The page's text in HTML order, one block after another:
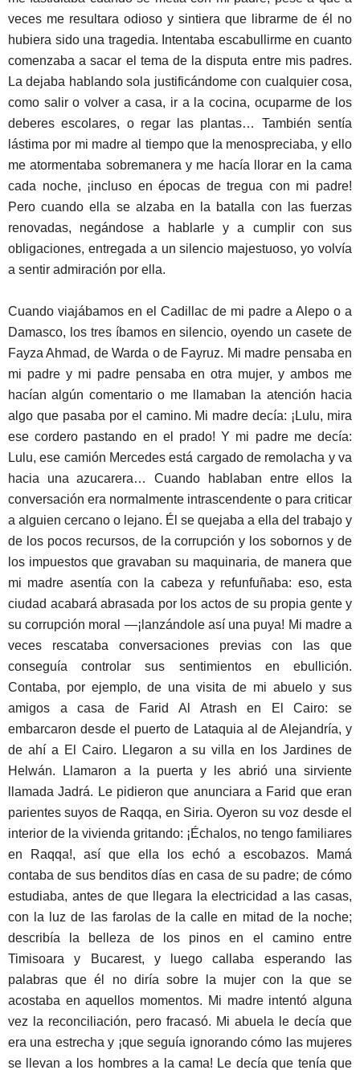
veces me resultara odioso y sintiera que librarme de él no
hubiera sido una tragedia. Intentaba escabullirme en cuanto
comenzaba a sacar el tema de la disputa entre mis padres.
La dejaba hablando sola justificándome con cualquier cosa,
como salir o volver a casa, ir a la cocina, ocuparme de los
deberes escolares, o regar las plantas… También sentía
lástima por mi madre al tiempo que la menospreciaba, y ello
me atormentaba sobremanera y me hacía llorar en la cama
cada noche, ¡incluso en épocas de tregua con mi padre!
Pero cuando ella se alzaba en la batalla con las fuerzas
renovadas, negándose a hablarle y a cumplir con sus
obligaciones, entregada a un silencio majestuoso, yo volvía
a sentir admiración por ella.
Cuando viajábamos en el Cadillac de mi padre a Alepo o a
Damasco, los tres íbamos en silencio, oyendo un casete de
Fayza Ahmad, de Warda o de Fayruz. Mi madre pensaba en
mi padre y mi padre pensaba en otra mujer, y ambos me
hacían algún comentario o me llamaban la atención hacia
algo que pasaba por el camino. Mi madre decía: ¡Lulu, mira
ese cordero pastando en el prado! Y mi padre me decía:
Lulu, ese camión Mercedes está cargado de remolacha y va
hacia una azucarera… Cuando hablaban entre ellos la
conversación era normalmente intrascendente o para criticar
a alguien cercano o lejano. Él se quejaba a ella del trabajo y
de los pocos recursos, de la corrupción y los sobornos y de
los impuestos que gravaban su maquinaria, de manera que
mi madre asentía con la cabeza y refunfuñaba: eso, esta
ciudad acabará abrasada por los actos de su propia gente y
su corrupción moral —¡lanzándole así una puya! Mi madre a
veces rescataba conversaciones previas con las que
conseguía controlar sus sentimientos en ebullición.
Contaba, por ejemplo, de una visita de mi abuelo y sus
amigos a casa de Farid Al Atrash en El Cairo: se
embarcaron desde el puerto de Lataquia al de Alejandría, y
de ahí a El Cairo. Llegaron a su villa en los Jardines de
Helwán. Llamaron a la puerta y les abrió una sirviente
llamada Jadrá. Le pidieron que anunciara a Farid que eran
parientes suyos de Raqqa, en Siria. Oyeron su voz desde el
interior de la vivienda gritando: ¡Échalos, no tengo familiares
en Raqqa!, así que ella los echó a escobazos. Mamá
contaba de sus benditos días en casa de su padre; de cómo
estudiaba, antes de que llegara la electricidad a las casas,
con la luz de las farolas de la calle en mitad de la noche;
describía la belleza de los pinos en el camino entre
Timisoara y Bucarest, y luego callaba esperando las
palabras que él no diría sobre la mujer con la que se
acostaba en aquellos momentos. Mi madre intentó alguna
vez la reconciliación, pero fracasó. Mi abuela le decía que
era una estrecha y ¡que seguía ignorando cómo las mujeres
se llevan a los hombres a la cama! Le decía que tenía que